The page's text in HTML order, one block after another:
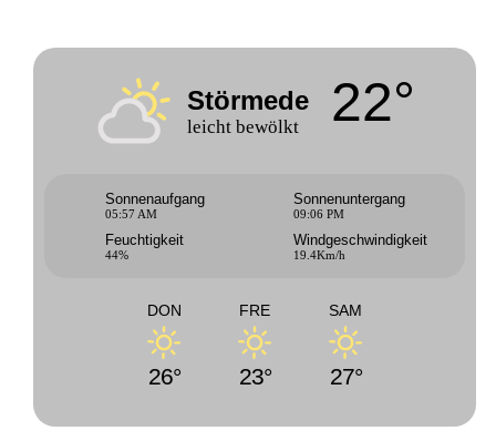
Störmede
leicht bewölkt 22°
Sonnenaufgang
05:57 AM
Sonnenuntergang
09:06 PM
Feuchtigkeit
44%
Windgeschwindigkeit
19.4Km/h
DON
26°
FRE
23°
SAM
27°